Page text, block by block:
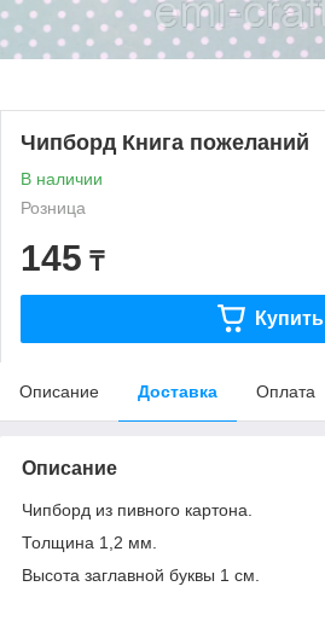
Чипборд Книга пожеланий
В наличии
Розница
145 ₸
Купить
Описание Доставка Оплата
Описание
Чипборд из пивного картона.
Толщина 1,2 мм.
Высота заглавной буквы 1 см.